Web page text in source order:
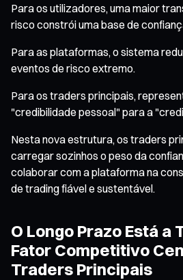
Para os utilizadores, uma maior
risco constrói uma base de
Para as plataformas, o sistema
eventos de risco extremo.
Para os traders principais,
"credibilidade pessoal" para a
Nesta nova estrutura, os traders
carregar sozinhos o peso da
colaborar com a plataforma na
de trading fiável e sustentável.
O Longo Prazo Está a
Fator Competitivo
Traders Principais